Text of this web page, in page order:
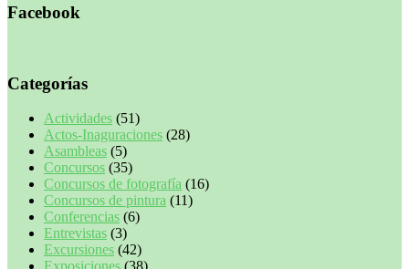
Facebook
Categorías
Actividades (51)
Actos-Inaguraciones (28)
Asambleas (5)
Concursos (35)
Concursos de fotografía (16)
Concursos de pintura (11)
Conferencias (6)
Entrevistas (3)
Excursiones (42)